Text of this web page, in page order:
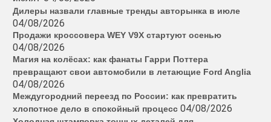
Дилеры назвали главные тренды авторынка в июле
04/08/2026
Продажи кроссовера WEY V9X стартуют осенью
04/08/2026
Магия на колёсах: как фанаты Гарри Поттера
превращают свои автомобили в летающие Ford Anglia
04/08/2026
Междугородний переезд по России: как превратить
хлопотное дело в спокойный процесс 04/08/2026